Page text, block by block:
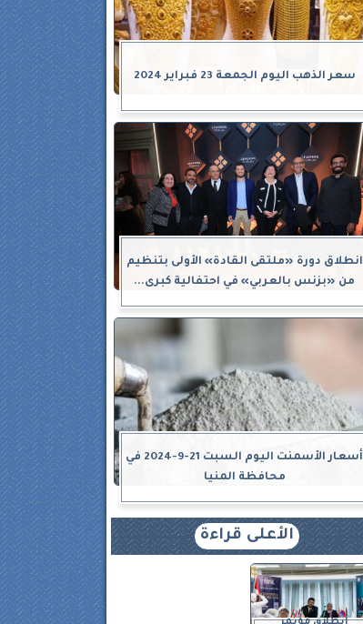
سعر الذهب اليوم الجمعة 23 فبراير 2024
انطلاق دورة «ملتقى القادة» الأولى بتنظيم
من «بزنس بالعربي» في احتفالية كبرى...
أسعار الأسمنت اليوم السبت 21-9-2024 في
محافظة المنيا
الأعلى قراءة
انطلاق مؤتمر